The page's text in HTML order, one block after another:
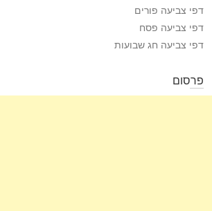
דפי צביעה פורים
דפי צביעה פסח
דפי צביעה חג שבועות
פרסום